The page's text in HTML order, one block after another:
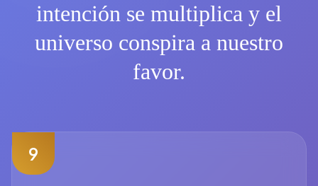
intención se multiplica y el
universo conspira a nuestro
favor.
9